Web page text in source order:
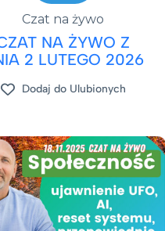
Czat na żywo
NA ŻYWO Z
2 LUTEGO 2026
Dodaj do Ulubionych